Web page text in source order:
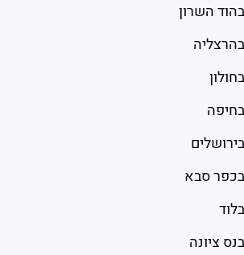
בהוד השרון
בהרצליה
בחיפה
בירושלים
בכפר סבא
ציונה